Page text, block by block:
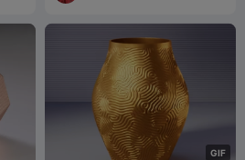
GIF